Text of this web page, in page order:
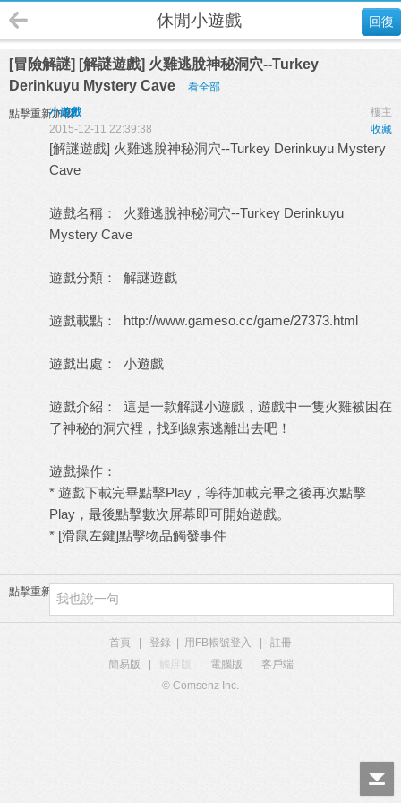
回復
休閒小遊戲
[冒險解謎] [解謎遊戲] 火雞逃脫神秘洞穴--Turkey
Derinkuyu Mystery Cave
看全部
點擊重新加載 樓主
小遊戲
收藏
2015-12-11 22:39:38
[解謎遊戲] 火雞逃脫神秘洞穴--Turkey Derinkuyu Mystery
Cave
遊戲名稱： 火雞逃脫神秘洞穴--Turkey Derinkuyu
Mystery Cave
遊戲分類： 解謎遊戲
遊戲載點： http://www.gameso.cc/game/27373.html
遊戲出處： 小遊戲
遊戲介紹： 這是一款解謎小遊戲，遊戲中一隻火雞被困在
了神秘的洞穴裡，找到線索逃離出去吧！
遊戲操作：
* 遊戲下載完畢點擊Play，等待加載完畢之後再次點擊
Play，最後點擊數次屏幕即可開始遊戲。
* [滑鼠左鍵]點擊物品觸發事件
點擊重新加載
首頁 登錄 用FB帳號登入
註冊
簡易版
觸屏版 電腦版
客戶端
© Comsenz Inc.